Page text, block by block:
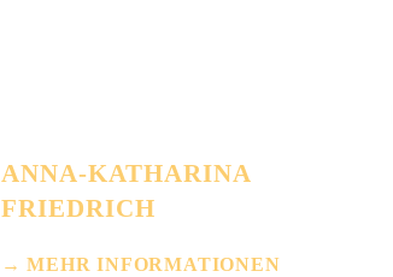
ANNA-KATHARINA
FRIEDRICH
MEHR INFORMATIONEN